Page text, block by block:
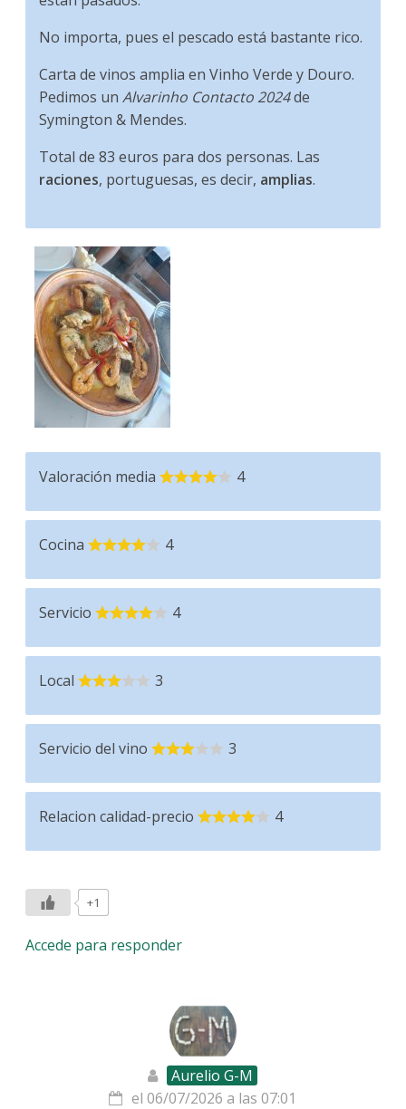
No importa, pues el pescado está bastante rico.
Carta de vinos amplia en Vinho Verde y Douro.
Pedimos unAlvarinho Contacto 2024de
Symington & Mendes.
Total de 83 euros para dos personas. Las
raciones, portuguesas, es decir, amplias.
Valoración media 4
Cocina 4
Servicio 4
Local 3
Servicio del vino 3
Relacion calidad-precio 4
+1
Accede para responder
Aurelio G-M
el 06/07/2026 a las 07:01